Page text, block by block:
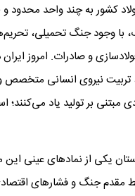
کشور به چند واحد
با وجود جنگ تحمیلی،
و صادرات. امروز ایران
تربیت نیروی انسانی
مبتنی بر تولید یاد
یکی از نمادهای
مقدم جنگ و فشارهای